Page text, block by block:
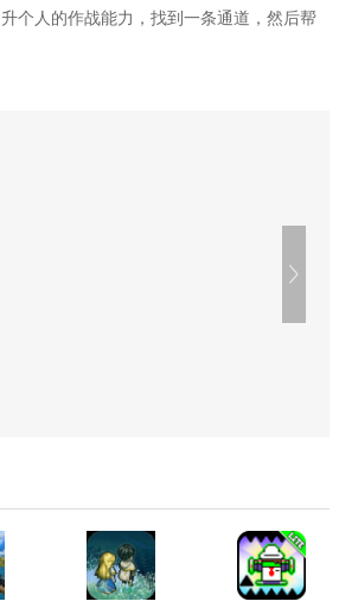
个人的作战能力，找到一条通道，然后帮